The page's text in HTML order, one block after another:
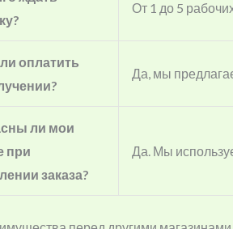
От 1 до 5
оплатить
Да, мы
ли мои
при
заказа?
Да. Мы